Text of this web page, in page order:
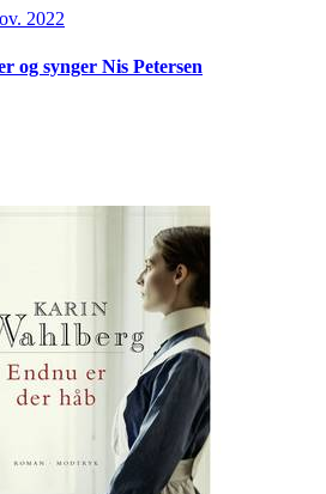
2022
og synger Nis Petersen